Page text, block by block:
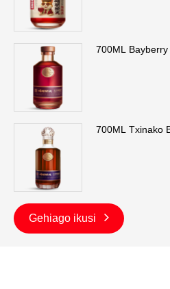
700ML
700ML Txinako
Gehiago ikusi